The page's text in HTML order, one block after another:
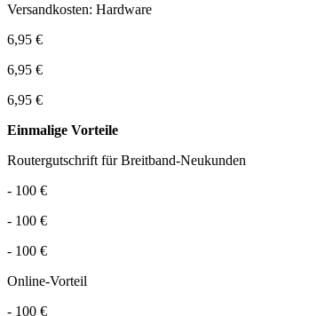
Versandkosten: Hardware
6,95 €
6,95 €
6,95 €
Einmalige Vorteile
Routergutschrift für Breitband-Neukunden
- 100 €
- 100 €
- 100 €
Online-Vorteil
- 100 €